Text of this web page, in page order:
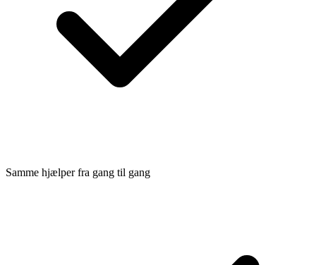
Samme hjælper fra gang til gang